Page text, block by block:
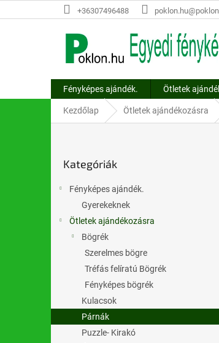
a
+36307496488
Fényképes ajándék. Ötletek
Kezdőlap Ötletek ajándékozásra
átugrása
Kategóriák
Fényképes ajándék.
Gyerekeknek
Ötletek ajándékozásra
Bögrék
Szerelmes bögre
Tréfás felíratú Bögrék
Fényképes bögrék
Kulacsok
Párnák
Puzzle- Kirakó